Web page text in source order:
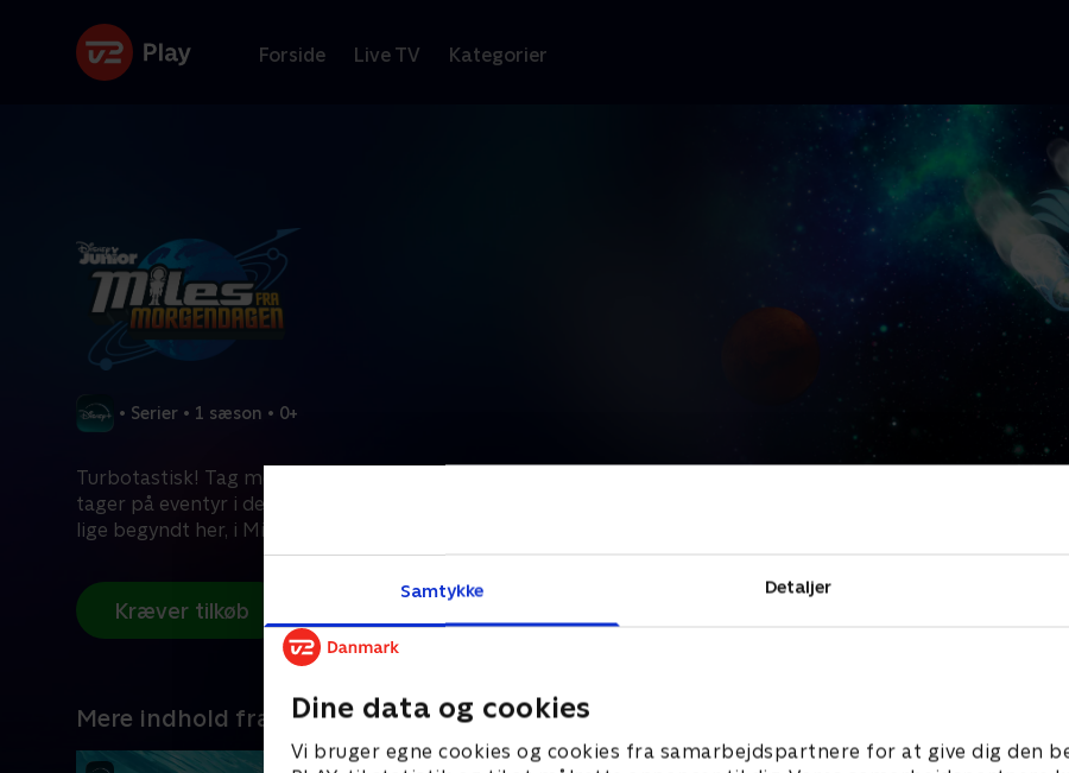
Samtykke Detaljer
Dine data og cookies
Vi bruger egne cookies og cookies fra samarbejdspartnere for at give dig den
Forside Live TV Kategorier
• Serier • 1 sæson • 0+
Turbotastisk! Tag med, når Miles og hans intergalaktiske familie
tager på eventyr i det ydre rum! Dine vildeste fantasier er kun
lige begyndt her, i Miles fra morgendagen.
Kræver tilkøb
Mere indhold fra Disney+